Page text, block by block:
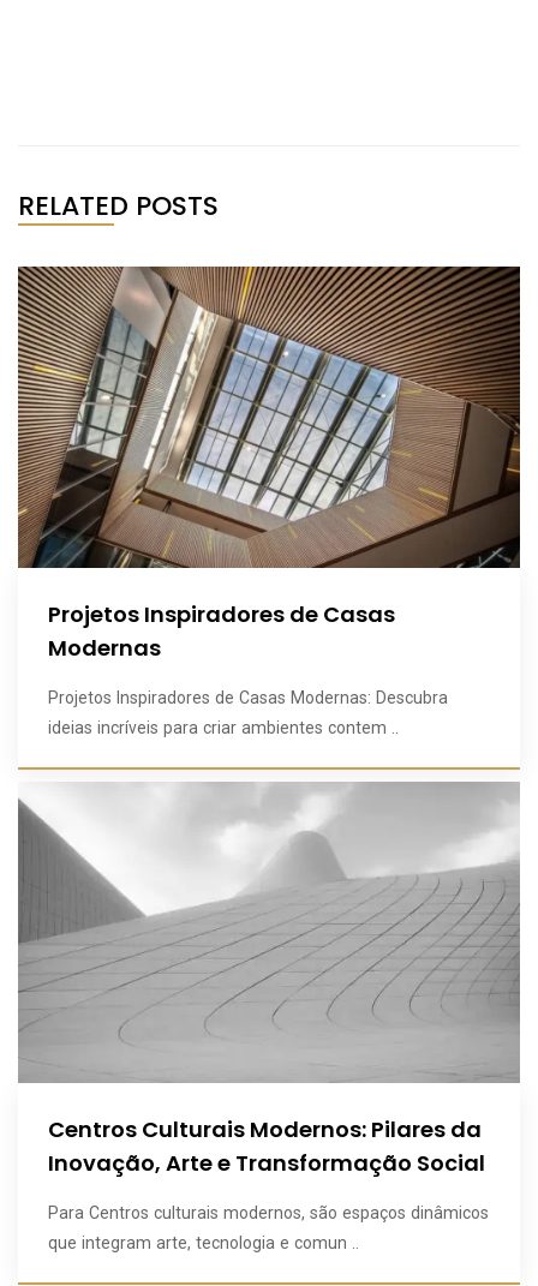
RELATED POSTS
Projetos Inspiradores de Casas
Modernas
Projetos Inspiradores de Casas Modernas: Descubra
ideias incríveis para criar ambientes contem ..
Centros Culturais Modernos: Pilares da
Inovação, Arte e Transformação Social
Para Centros culturais modernos, são espaços dinâmicos
que integram arte, tecnologia e comun ..